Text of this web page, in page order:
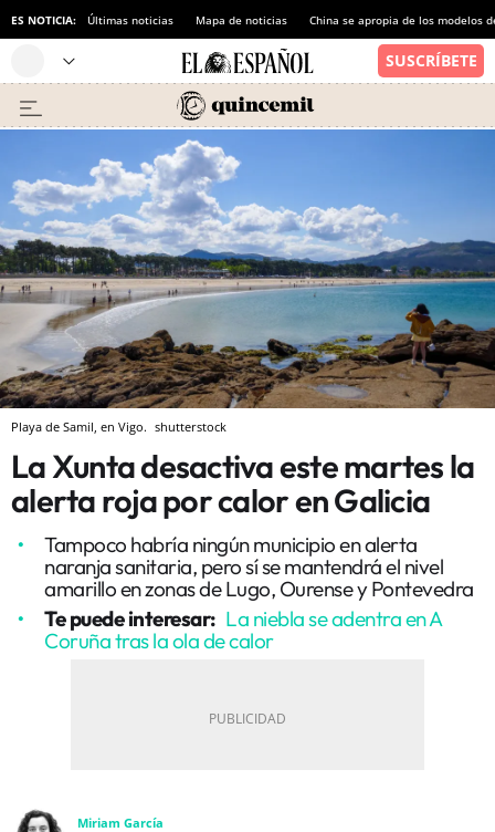
ES NOTICIA: Últimas noticias Mapa de noticias China se apropia de los modelos
Playa de Samil, en Vigo. shutterstock
La Xunta desactiva este martes la
alerta roja por calor en Galicia
Tampoco habría ningún municipio en alerta
naranja sanitaria, pero sí se mantendrá el nivel
amarillo en zonas de Lugo, Ourense y Pontevedra
Te puede interesar: La niebla se adentra en A
Coruña tras la ola de calor
Miriam García